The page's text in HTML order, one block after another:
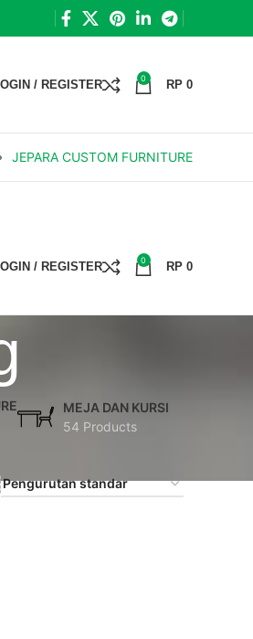
/ REGISTER 0 RP 0
JEPARA CUSTOM FURNITURE
/ REGISTER 0 RP 0
MEJA DAN KURSI
54 Products